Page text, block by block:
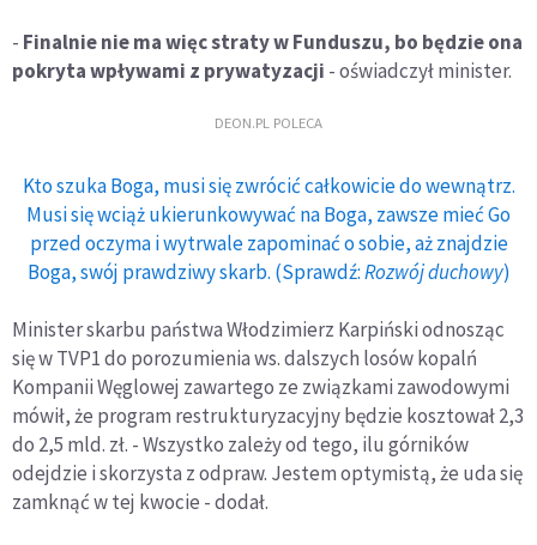
- Finalnie nie ma więc straty w Funduszu, bo będzie ona
pokryta wpływami z prywatyzacji - oświadczył minister.
DEON.PL POLECA
Kto szuka Boga, musi się zwrócić całkowicie do wewnątrz.
Musi się wciąż ukierunkowywać na Boga, zawsze mieć Go
przed oczyma i wytrwale zapominać o sobie, aż znajdzie
Boga, swój prawdziwy skarb. (Sprawdź:Rozwój duchowy)
Minister skarbu państwa Włodzimierz Karpiński odnosząc
się w TVP1 do porozumienia ws. dalszych losów kopalń
Kompanii Węglowej zawartego ze związkami zawodowymi
mówił, że program restrukturyzacyjny będzie kosztował 2,3
do 2,5 mld. zł. - Wszystko zależy od tego, ilu górników
odejdzie i skorzysta z odpraw. Jestem optymistą, że uda się
zamknąć w tej kwocie - dodał.